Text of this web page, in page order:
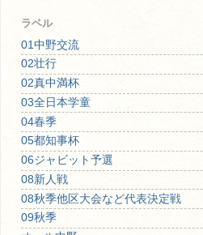
ラベル
01中野交流
02壮行
02真中満杯
03全日本学童
04春季
05都知事杯
06ジャビット予選
08新人戦
08秋季他区大会など代表決定戦
09秋季